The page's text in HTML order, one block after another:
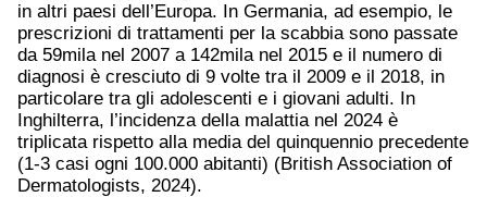
in altri paesi dell’Europa. In Germania, ad esempio, le
prescrizioni di trattamenti per la scabbia sono passate
da 59mila nel 2007 a 142mila nel 2015 e il numero di
diagnosi è cresciuto di 9 volte tra il 2009 e il 2018, in
particolare tra gli adolescenti e i giovani adulti. In
Inghilterra, l’incidenza della malattia nel 2024 è
triplicata rispetto alla media del quinquennio precedente
(1-3 casi ogni 100.000 abitanti) (British Association of
Dermatologists, 2024).